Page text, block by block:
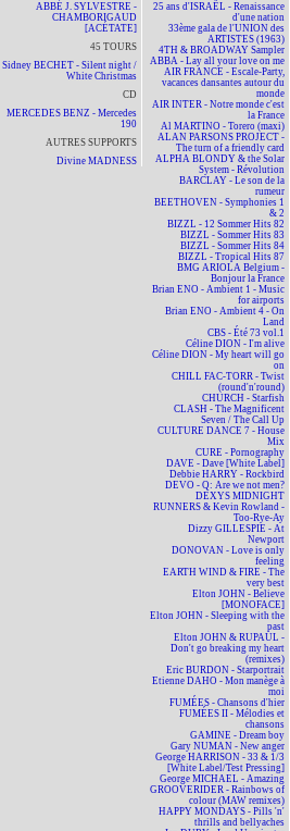
ABBÉ J. SYLVESTRE -
CHAMBORIGAUD
[ACÉTATE]
45 TOURS
Sidney BECHET - Silent night /
White Christmas
CD
MERCEDES BENZ - Mercedes
190
AUTRES SUPPORTS
Divine MADNESS
25 ans d'ISRAËL - Renaissance
d'une nation
33ème gala de l'UNION des
ARTISTES (1963)
4TH & BROADWAY Sampler
ABBA - Lay all your love on me
AIR FRANCE - Escale-Party,
vacances dansantes autour du
monde
AIR INTER - Notre monde c'est
la France
Al MARTINO - Torero (maxi)
ALAN PARSONS PROJECT -
The turn of a friendly card
ALPHA BLONDY & the Solar
System - Révolution
BARCLAY - Le son de la
rumeur
BEETHOVEN - Symphonies 1
& 2
BIZZL - 12 Sommer Hits 82
BIZZL - Sommer Hits 83
BIZZL - Sommer Hits 84
BIZZL - Tropical Hits 87
BMG ARIOLA Belgium -
Bonjour la France
Brian ENO - Ambient 1 - Music
for airports
Brian ENO - Ambient 4 - On
Land
CBS - Été 73 vol.1
Céline DION - I'm alive
Céline DION - My heart will go
on
CHILL FAC-TORR - Twist
(round'n'round)
CHURCH - Starfish
CLASH - The Magnificent
Seven / The Call Up
CULTURE DANCE 7 - House
Mix
CURE - Pornography
DAVE - Dave [White Label]
Debbie HARRY - Rockbird
DEVO - Q: Are we not men?
DEXYS MIDNIGHT
RUNNERS & Kevin Rowland -
Too-Rye-Ay
Dizzy GILLESPIE - At
Newport
DONOVAN - Love is only
feeling
EARTH WIND & FIRE - The
very best
Elton JOHN - Believe
[MONOFACE]
Elton JOHN - Sleeping with the
past
Elton JOHN & RUPAUL -
Don't go breaking my heart
(remixes)
Eric BURDON - Starportrait
Etienne DAHO - Mon manège à
moi
FUMÉES - Chansons d'hier
FUMÉES II - Mélodies et
chansons
GAMINE - Dream boy
Gary NUMAN - New anger
George HARRISON - 33 & 1/3
[White Label/Test Pressing]
George MICHAEL - Amazing
GROOVERIDER - Rainbows of
colour (MAW remixes)
HAPPY MONDAYS - Pills 'n'
thrills and bellyaches